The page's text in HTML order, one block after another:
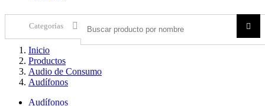
Categorías
Inicio
Productos
Audio de Consumo
Audífonos
Audífonos